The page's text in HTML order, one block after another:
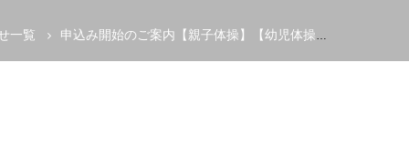
ム(OPAS)
一覧